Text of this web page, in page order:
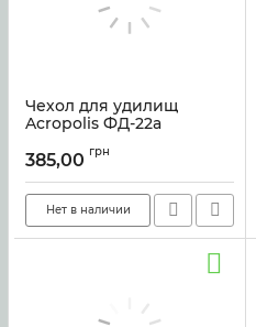
Чехол для удилищ
Acropolis ФД-22а
385,00 грн
Нет в наличии